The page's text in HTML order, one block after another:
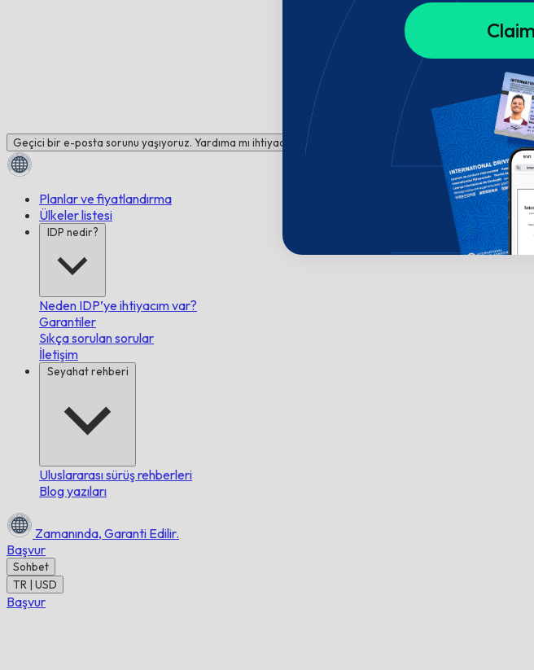
Geçici bir e-posta sorunu yaşıyoruz. Yardıma mı ihtiyacınız var? Bizimle sohbet edin!
Planlar ve fiyatlandırma
Ülkeler listesi
IDP nedir?
Neden IDP’ye ihtiyacım var?
Garantiler
Sıkça sorulan sorular
İletişim
Seyahat rehberi
Uluslararası sürüş rehberleri
Blog yazıları
Zamanında, Garanti Edilir.
Başvur
Sohbet
TR | USD
Başvur